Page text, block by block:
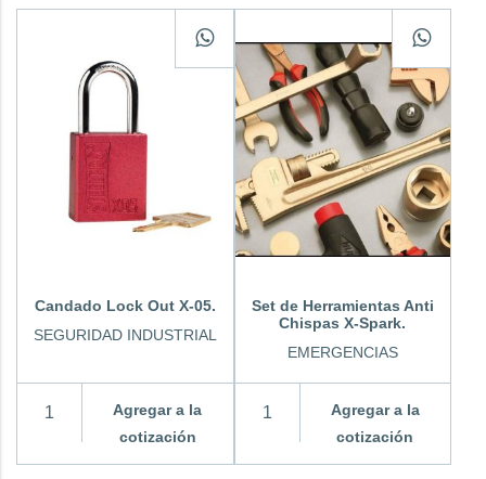
Candado Lock Out X-05.
SEGURIDAD INDUSTRIAL
Agregar a la
cotización
Set de Herramientas Anti
Chispas X-Spark.
EMERGENCIAS
Agregar a la
cotización